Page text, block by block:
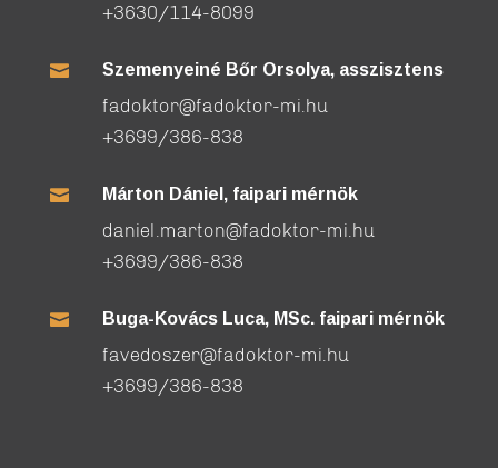
+3630/114-8099
 Szemenyeiné Bőr Orsolya, asszisztens
fadoktor@fadoktor-mi.hu
+3699/386-838
 Márton Dániel, faipari mérnök
daniel.marton@fadoktor-mi.hu
+3699/386-838
 Buga-Kovács Luca, MSc. faipari mérnök
favedoszer@fadoktor-mi.hu
+3699/386-838